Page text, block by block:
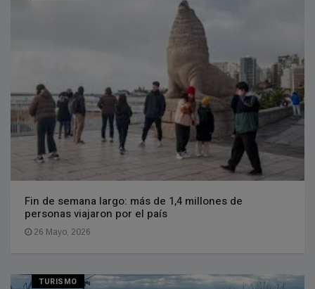
Fin de semana largo: más de 1,4 millones de
personas viajaron por el país
26 Mayo, 2026
TURISMO